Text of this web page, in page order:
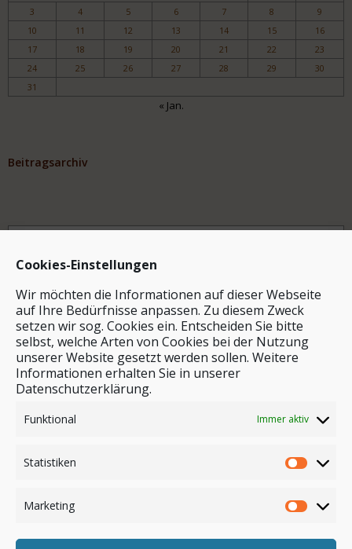
Cookies-Einstellungen
Wir möchten die Informationen auf dieser Webseite
auf Ihre Bedürfnisse anpassen. Zu diesem Zweck
setzen wir sog. Cookies ein. Entscheiden Sie bitte
selbst, welche Arten von Cookies bei der Nutzung
unserer Website gesetzt werden sollen. Weitere
Informationen erhalten Sie in unserer
Datenschutzerklärung.
Funktional Immer aktiv
Statistiken
Marketing
3
4 5 6 7 8
9
10
11 12 13 14 15
16
17
18 19 20 21 22
23
24
25 26 27 28 29
30
31
« Jan.
Beitragsarchiv
Archiv
Stichwortsuche